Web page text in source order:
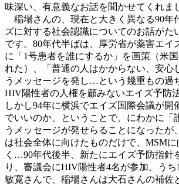
味深い、有意義なお話を聞かせてくれま
稲場さんの、現在と大きく異なる90年
ズに対する社会認識についてのお話がた
です。80年代半ばは、厚労省が薬害エイ
に「1号患者を誰にするか」を画策（米
れた）、「普通の人はかからない、安心
うメッセージを発し…という幾重もの過
HIV陽性者の人権を顧みないエイズ予防
しかし94年に横浜でエイズ国際会議が開
でいいのか、ということで、にわかに「
うメッセージが発せらることになったが
は社会全体に向けたものだけで、MSM
く…90年代後半、新たにエイズ予防指針
り、審議会にHIV陽性者4名が参加、う
敏寛さんで、稲場さんは大石さんの補佐